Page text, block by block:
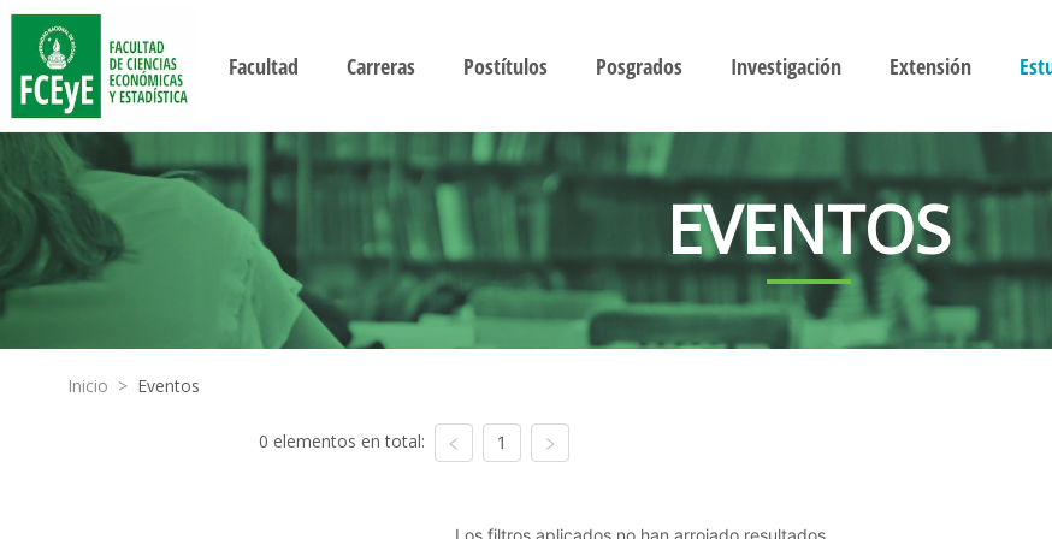
Facultad Carreras Postítulos Posgrados Investigación Extensión
EVENTOS
Inicio > Eventos
0 elementos en total: 1
Los filtros aplicados no han arrojado resultados